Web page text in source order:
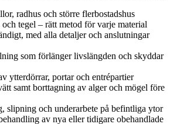
radhus och större flerbostadshus
tegel – rätt metod för varje material
med alla detaljer och anslutningar
som förlänger livslängden och skyddar
ytterdörrar, portar och entrépartier
samt borttagning av alger och mögel före
slipning och underarbete på befintliga ytor
av nya eller tidigare obehandlade